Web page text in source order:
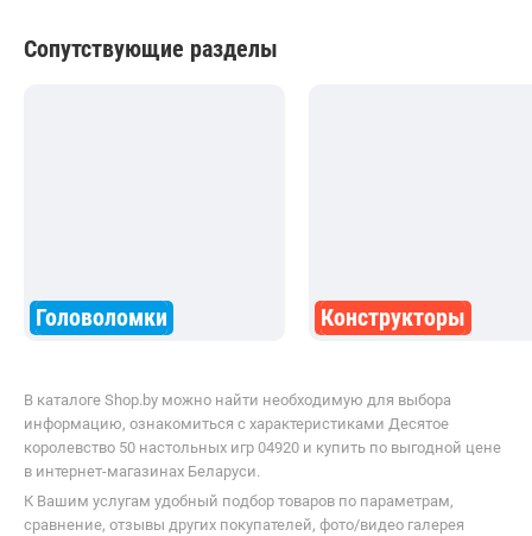
Сопутствующие разделы
Головоломки Конструкторы
В каталоге Shop.by можно найти необходимую для выбора
информацию, ознакомиться с характеристиками Десятое
королевство 50 настольных игр 04920 и купить по выгодной цене
в интернет-магазинах Беларуси.
К Вашим услугам удобный подбор товаров по параметрам,
сравнение, отзывы других покупателей, фото/видео галерея